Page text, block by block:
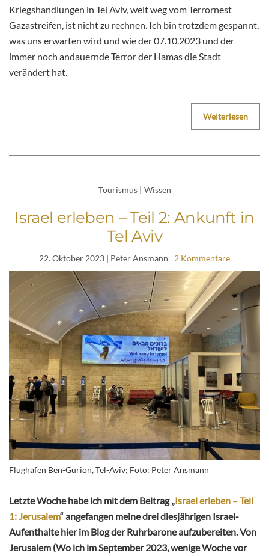
Kriegshandlungen in Tel Aviv, weit weg vom Terrornest
Gazastreifen, ist nicht zu rechnen. Ich bin trotzdem gespannt,
was uns erwarten wird und wie der 07.10.2023 und der
immer noch andauernde Terror der Hamas die Stadt
verändert hat.
Weiterlesen
Tourismus | Wissen
Israel erleben – Teil 2: Ankunft in
Tel Aviv
22. Oktober 2023 | Peter Ansmann 2 Kommentare
Flughafen Ben-Gurion, Tel-Aviv; Foto: Peter Ansmann
Letzte Woche habe ich mit dem Beitrag „Israel erleben – Teil
1: Jerusalem“ angefangen meine drei diesjährigen Israel-
Aufenthalte hier im Blog der Ruhrbarone aufzubereiten. Von
Jerusalem (Wo ich im September 2023, wenige Woche vor